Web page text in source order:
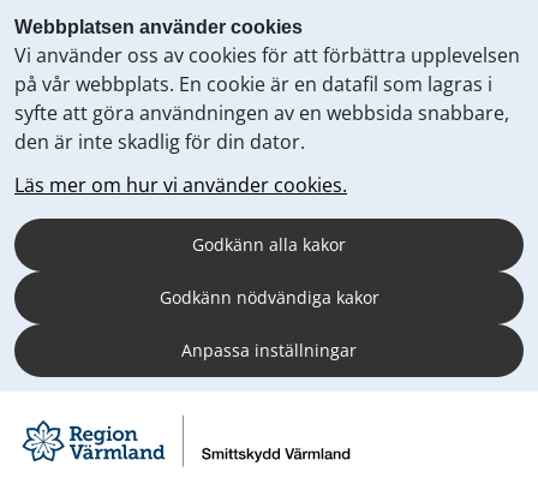
Webbplatsen använder cookies
Vi använder oss av cookies för att förbättra upplevelsen
på vår webbplats. En cookie är en datafil som lagras i
syfte att göra användningen av en webbsida snabbare,
den är inte skadlig för din dator.
Läs mer om hur vi använder cookies.
Godkänn alla kakor
Godkänn nödvändiga kakor
Anpassa inställningar